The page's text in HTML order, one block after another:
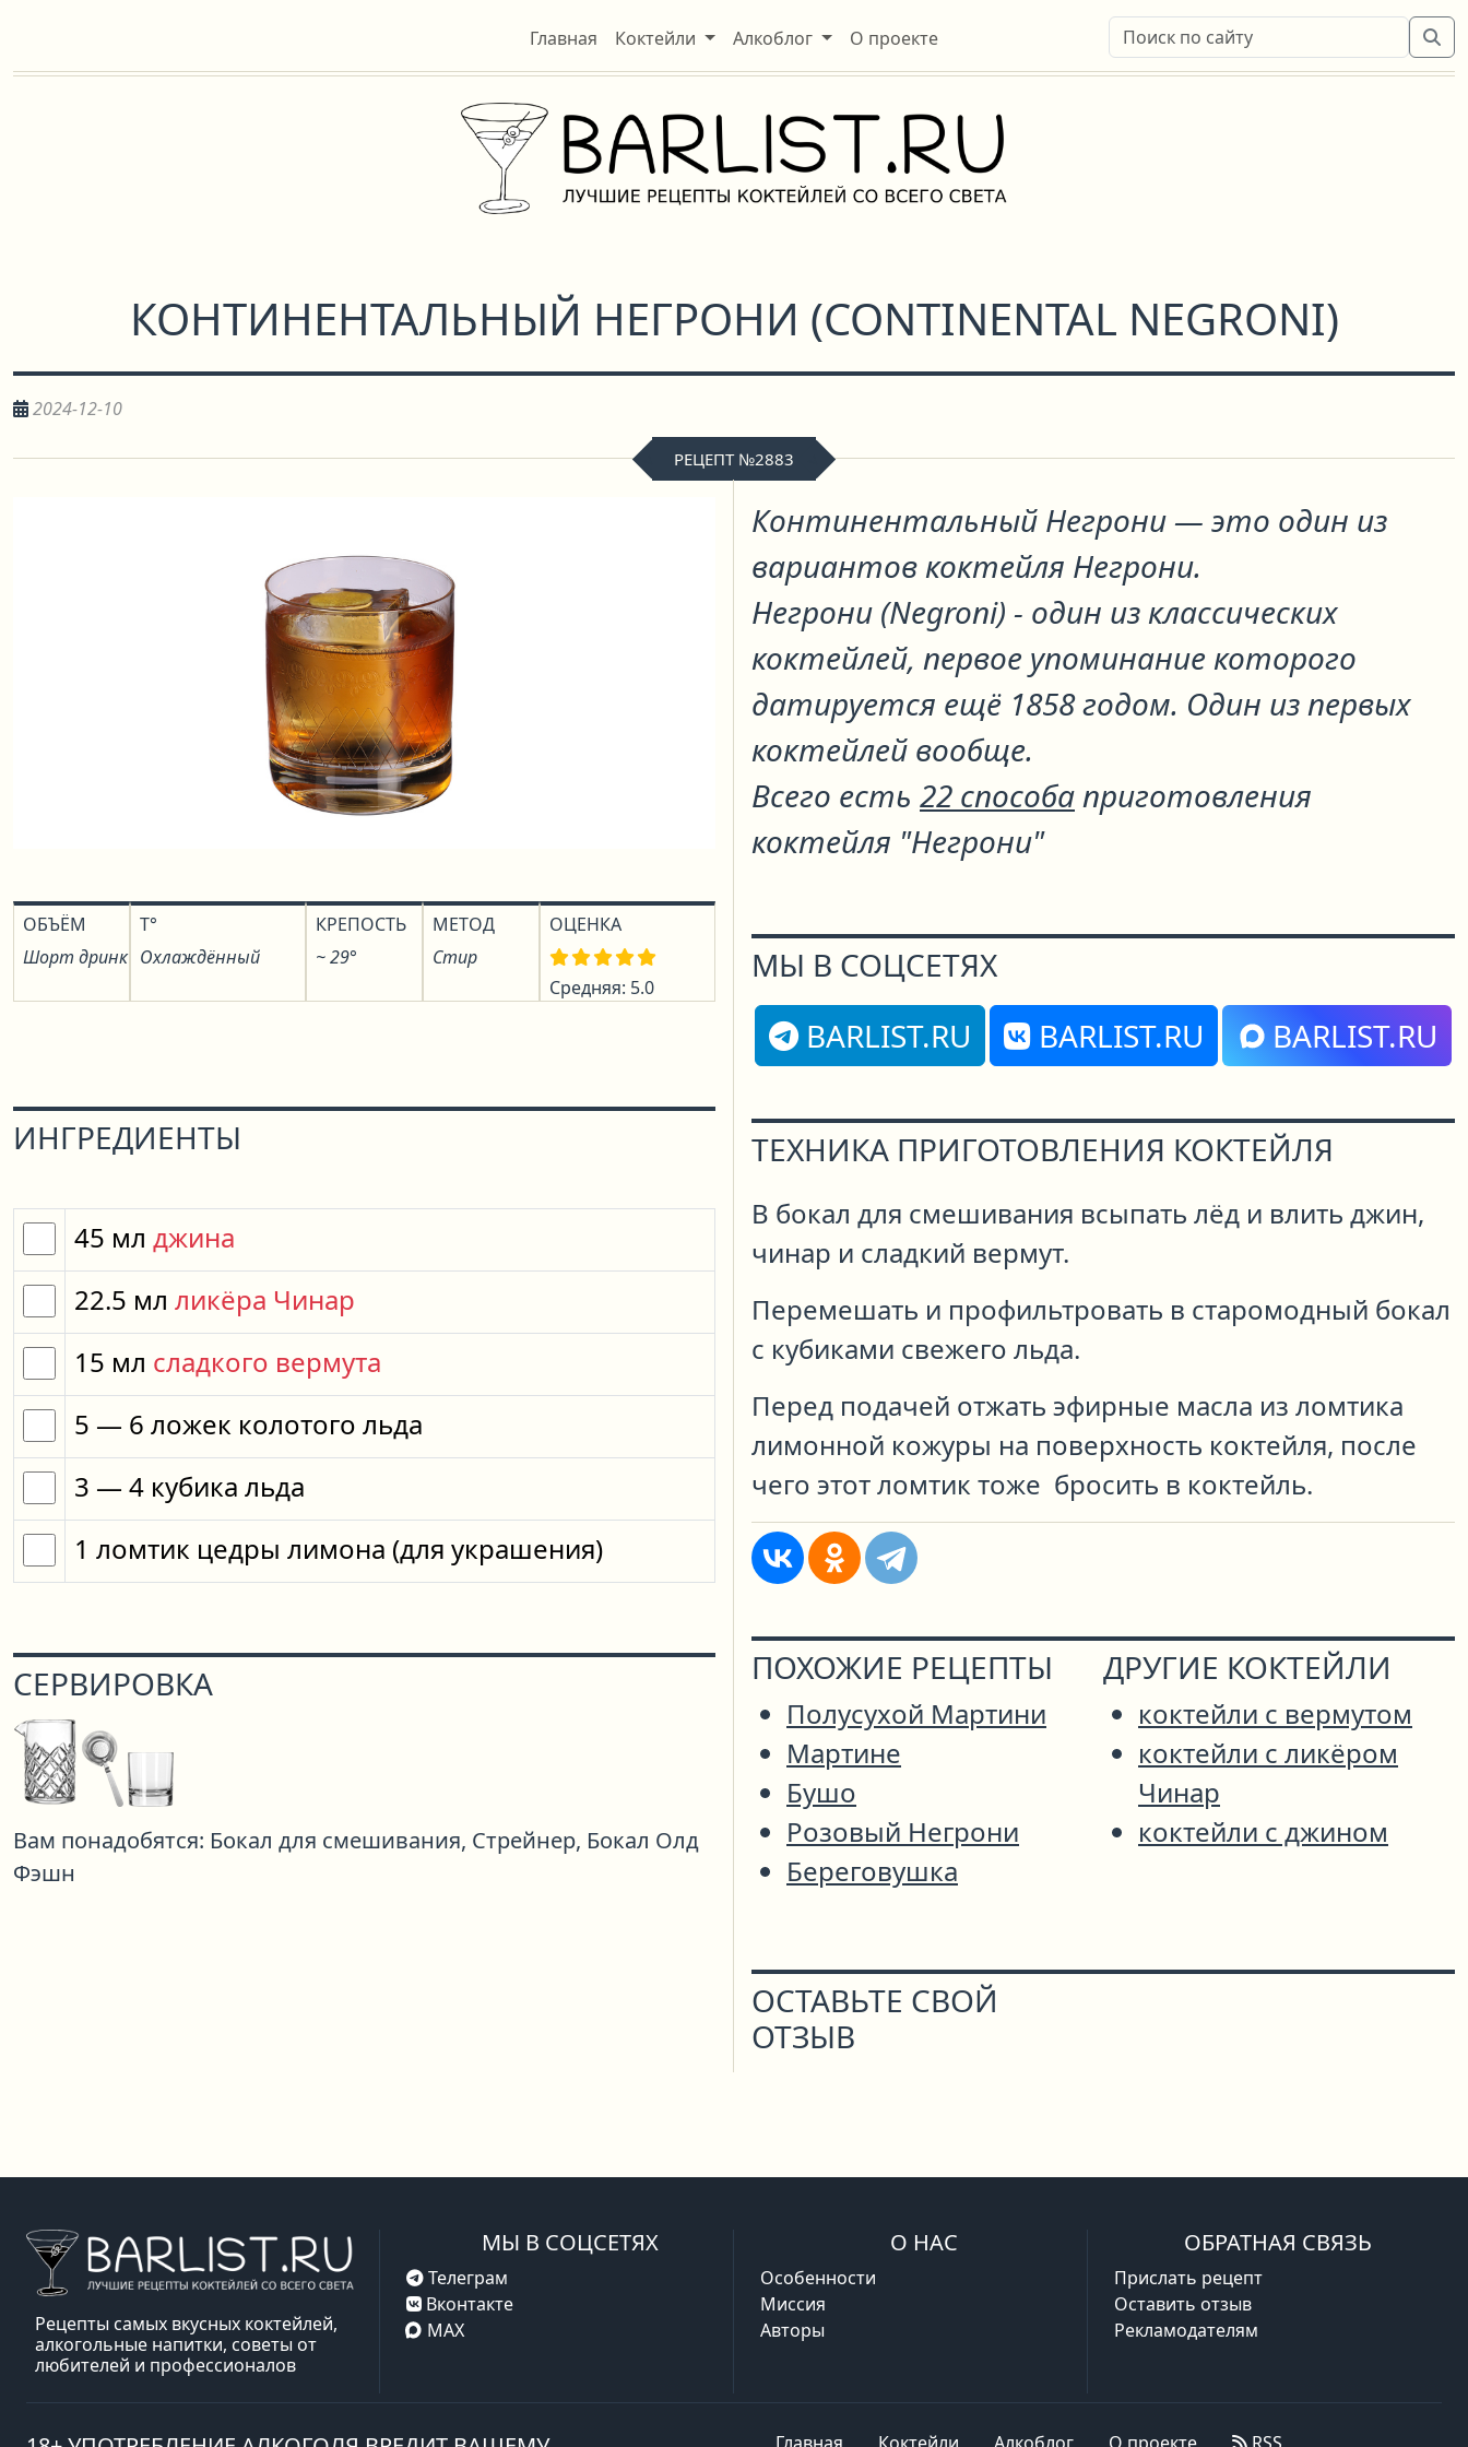
Главная Коктейли Алкоблог О проекте
КОНТИНЕНТАЛЬНЫЙ НЕГРОНИ (CONTINENTAL NEGRONI)
2024-12-10
РЕЦЕПТ №2883
ОБЪЁМ
Шорт дринк
T°
Охлаждённый
КРЕПОСТЬ
~ 29°
МЕТОД
Стир
ОЦЕНКА
Средняя: 5.0
ИНГРЕДИЕНТЫ
45 мл джина
22.5 мл ликёра Чинар
15 мл сладкого вермута
5 — 6 ложек колотого льда
3 — 4 кубика льда
1 ломтик цедры лимона (для украшения)
СЕРВИРОВКА
Вам понадобятся: Бокал для смешивания, Стрейнер, Бокал Олд
Фэшн
Континентальный Негрони— это один из
вариантов коктейля Негрони.
Негрони (Negroni) - один из классических
коктейлей, первое упоминание которого
датируется ещё 1858 годом. Один из первых
коктейлей вообще.
Всего есть 22 способаприготовления
коктейля "Негрони"
МЫ В СОЦСЕТЯХ
BARLIST.RU
BARLIST.RU BARLIST.RU
ТЕХНИКА ПРИГОТОВЛЕНИЯ КОКТЕЙЛЯ
В бокал для смешивания всыпать лёд и влить джин,
чинар и сладкий вермут.
Перемешать и профильтровать в старомодный бокал
с кубиками свежего льда.
Перед подачей отжать эфирные масла из ломтика
лимонной кожуры на поверхность коктейля, после
чего этот ломтик тоже бросить в коктейль.
ПОХОЖИЕ РЕЦЕПТЫ
Полусухой Мартини
Мартине
Бушо
Розовый Негрони
Береговушка
ДРУГИЕ КОКТЕЙЛИ
коктейли с вермутом
коктейли с ликёром
Чинар
коктейли с джином
ОСТАВЬТЕ СВОЙ
ОТЗЫВ
Рецепты самых вкусных коктейлей,
алкогольные напитки, советы от
любителей и профессионалов
МЫ В СОЦСЕТЯХ
Телеграм
Вконтакте
MAX
О НАС
Особенности
Миссия
Авторы
ОБРАТНАЯ СВЯЗЬ
Прислать рецепт
Оставить отзыв
Рекламодателям